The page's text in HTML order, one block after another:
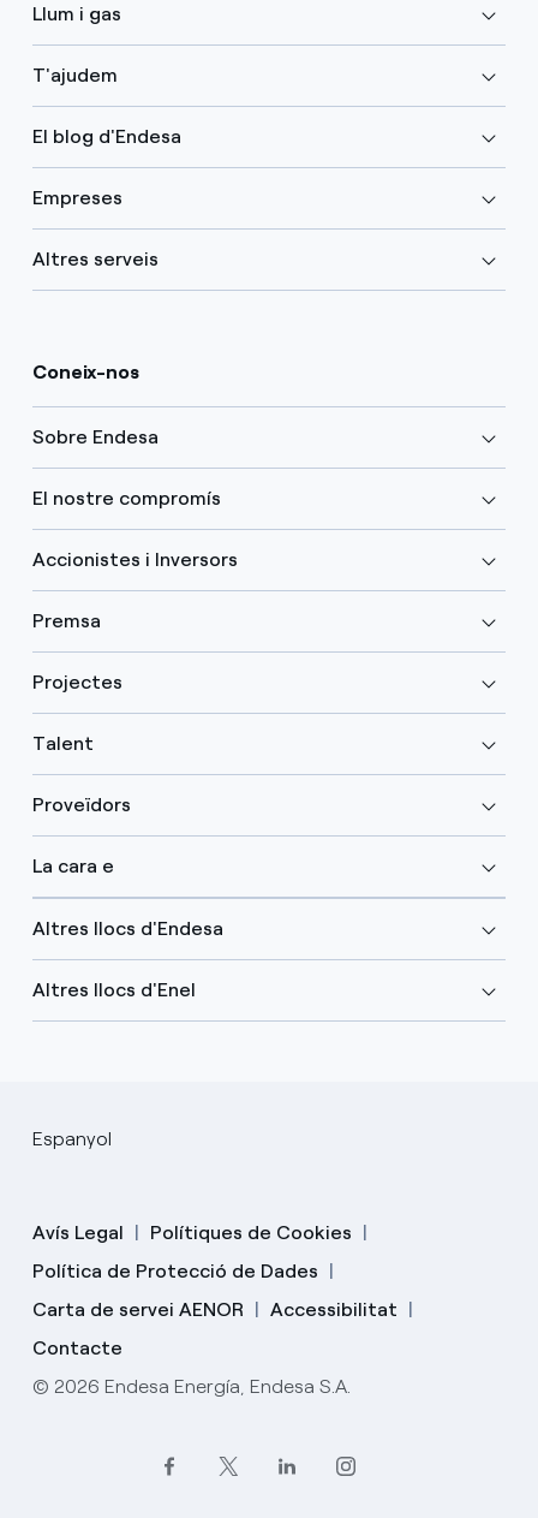
Llum i gas
T'ajudem
El blog d'Endesa
Empreses
Altres serveis
Coneix-nos
Sobre Endesa
El nostre compromís
Accionistes i Inversors
Premsa
Projectes
Talent
Proveïdors
La cara e
Altres llocs d'Endesa
Altres llocs d'Enel
Espanyol
Avís Legal
Polítiques de Cookies
Política de Protecció de Dades
Carta de servei AENOR
Accessibilitat
Contacte
© 2026 Endesa Energía, Endesa S.A.